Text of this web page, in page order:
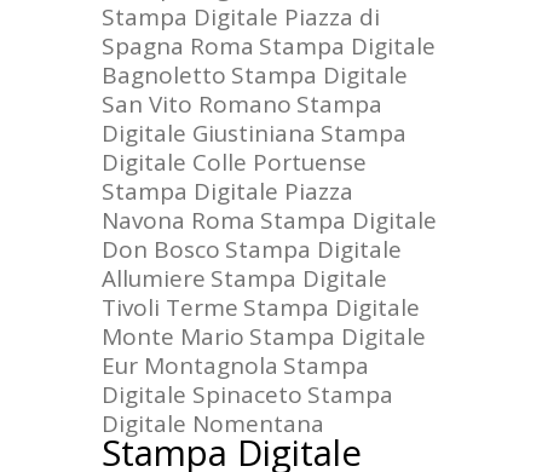
Stampa Digitale Piazza di
Spagna Roma Stampa Digitale
Bagnoletto Stampa Digitale
San Vito Romano Stampa
Digitale Giustiniana Stampa
Digitale Colle Portuense
Stampa Digitale Piazza
Navona Roma Stampa Digitale
Don Bosco Stampa Digitale
Allumiere Stampa Digitale
Tivoli Terme Stampa Digitale
Monte Mario Stampa Digitale
Eur Montagnola Stampa
Digitale Spinaceto Stampa
Digitale Nomentana
Stampa Digitale